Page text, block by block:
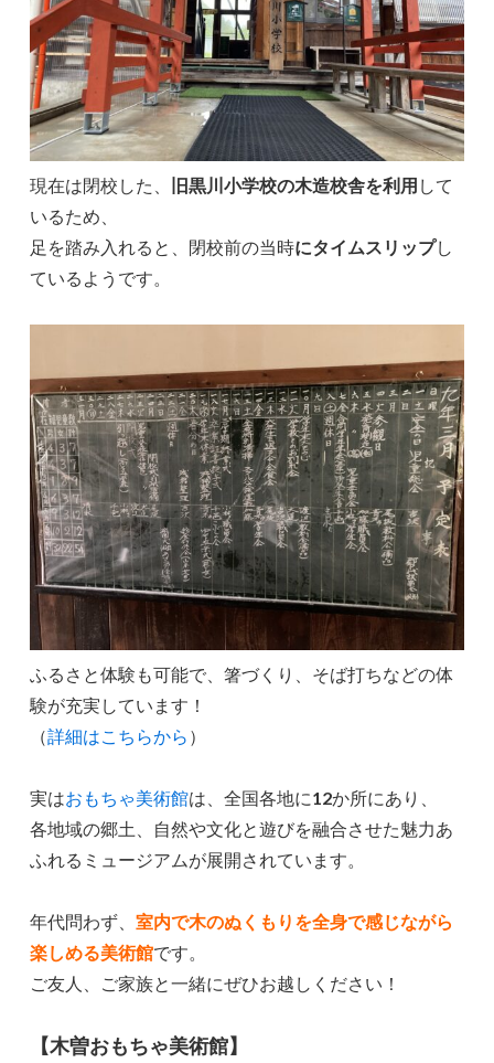
現在は閉校した、 旧黒川小学校の木造校舎を利用 して
いるため、
足を踏み入れると、閉校前の当時にタイムスリップし
ているようです。
ふるさと体験も可能で、箸づくり、そば打ちなどの体
験が充実しています！
（詳細はこちらから ）
実はおもちゃ美術館は、全国各地に12か所にあり、
各地域の郷土、自然や文化と遊びを融合させた魅力あ
ふれるミュージアムが展開されています。
年代問わず、室内で木のぬくもりを全身で感じながら
楽しめる美術館です。
ご友人、ご家族と一緒にぜひお越しください！
【木曽おもちゃ美術館】